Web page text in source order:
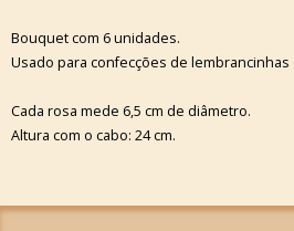
Bouquet com 6 unidades.
Usado para confecções de
Cada rosa mede 6,5 cm de diâmetro.
Altura com o cabo: 24 cm.